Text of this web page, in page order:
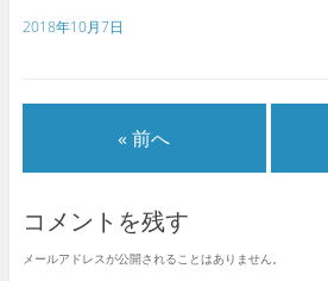
2018年10月7日
« 前へ
コメントを残す
メールアドレスが公開されることはありません。